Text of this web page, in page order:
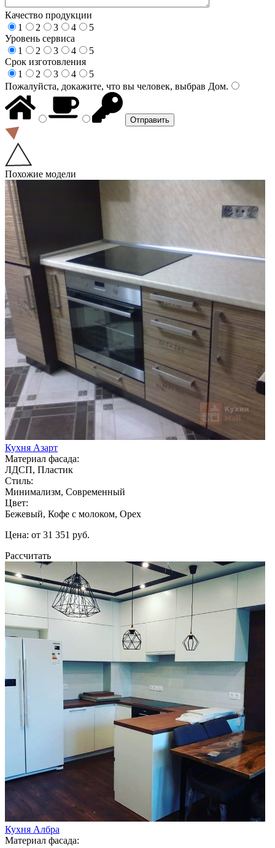
Качество продукции
1
2 3 4
5
Уровень сервиса
1
2 3 4
5
Срок изготовления
1
2 3 4
5
Пожалуйста, докажите, что вы человек, выбрав Дом.
Похожие модели
Кухня Азарт
Материал фасада:
ЛДСП, Пластик
Стиль:
Минимализм, Современный
Цвет:
Бежевый, Кофе с молоком, Орех
Цена: от 31 351 руб.
Рассчитать
Кухня Албра
Материал фасада: